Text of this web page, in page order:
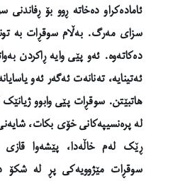
ئامادەکراو دەخاتە ڕوو بۆ ڕفاندنی
سزای مەرگ. بەڵام سوقڕات بە
دەکاتەوە. ئەو پێی وایە ڕاکردن
ئەتینایە، تەنانەت ئەگەر ئەو
هاتبێتن. سوقڕات پێی وابوو
لە پرەنسیپەکانی خۆی بکات،
ڕێک لەم خاڵەدا، پێشەوا
سوقڕات مێژوویەکی پڕ لە شکۆ